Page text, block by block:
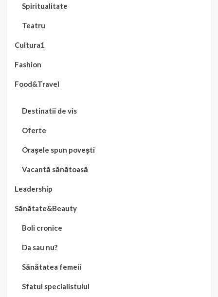
Spiritualitate
Teatru
Cultura1
Fashion
Food&Travel
Destinatii de vis
Oferte
Orașele spun povești
Vacantă sănătoasă
Leadership
Sănătate&Beauty
Boli cronice
Da sau nu?
Sănătatea femeii
Sfatul specialistului